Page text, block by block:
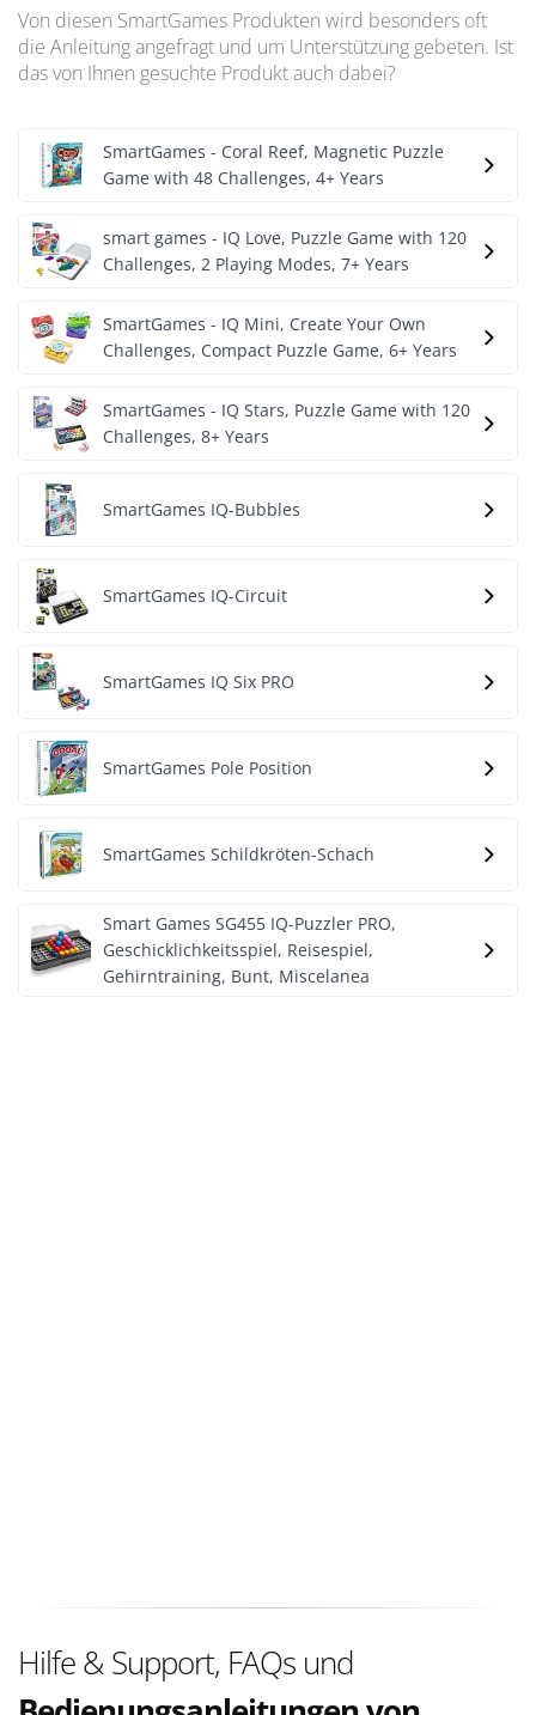
Von diesen SmartGames Produkten wird besonders oft
die Anleitung angefragt und um Unterstützung gebeten. Ist
das von Ihnen gesuchte Produkt auch dabei?
SmartGames - Coral Reef, Magnetic Puzzle
Game with 48 Challenges, 4+ Years
smart games - IQ Love, Puzzle Game with 120
Challenges, 2 Playing Modes, 7+ Years
SmartGames - IQ Mini, Create Your Own
Challenges, Compact Puzzle Game, 6+ Years
SmartGames - IQ Stars, Puzzle Game with 120
Challenges, 8+ Years
SmartGames IQ-Bubbles
SmartGames IQ-Circuit
SmartGames IQ Six PRO
SmartGames Pole Position
SmartGames Schildkröten-Schach
Smart Games SG455 IQ-Puzzler PRO,
Geschicklichkeitsspiel, Reisespiel,
Gehirntraining, Bunt, Miscelanea
Hilfe & Support, FAQs und